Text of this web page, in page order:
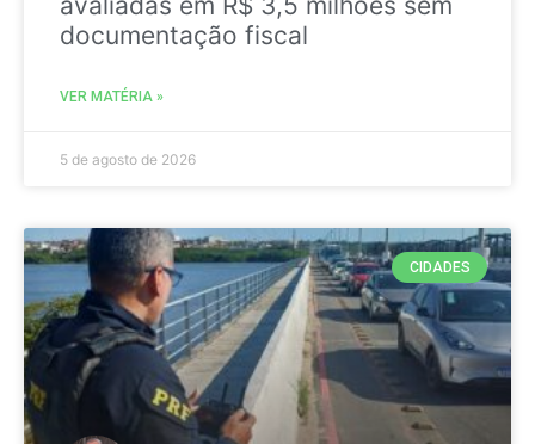
documentação fiscal
VER MATÉRIA »
5 de agosto de 2026
CIDADES